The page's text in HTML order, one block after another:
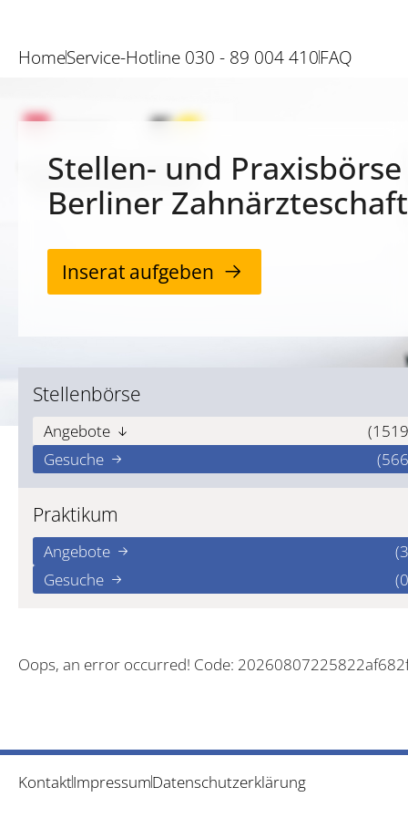
HomeService-Hotline 030 - 89 004 410FAQ
Stellen- und
Berliner Zahnärzteschaft
Inserat aufgeben
Stellenbörse
Angebote
Gesuche
Praktikum
Angebote
Gesuche
Oops, an error occurred! Code:
KontaktImpressumDatenschutzerklärung